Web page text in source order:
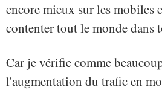
encore mieux sur les mobiles
contenter tout le monde dans
Car je vérifie comme
l'augmentation du trafic en